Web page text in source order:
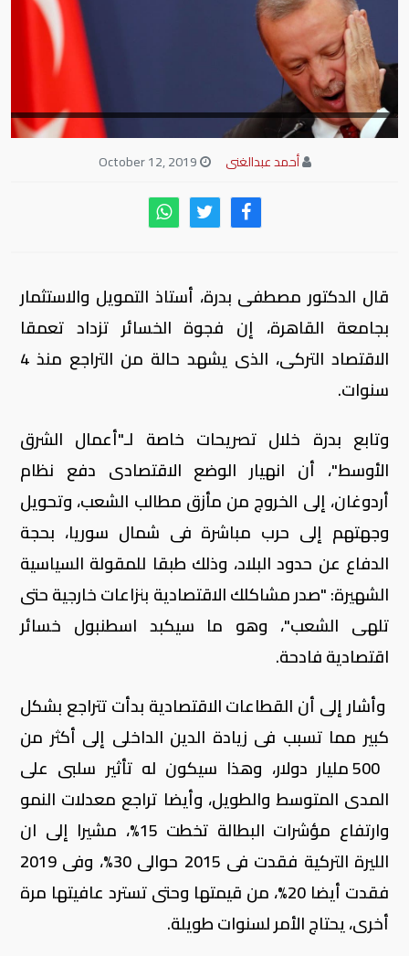
أحمد عبدالغنى
قال الدكتور مصطفى بدرة، أستاذ التمويل والاستثمار
بجامعة القاهرة، إن فجوة الخسائر تزداد تعمقا
الاقتصاد التركى، الذى يشهد حالة من التراجع منذ 4
سنوات.
وتابع بدرة خلال تصريحات خاصة لـ"أعمال الشرق
الأوسط"، أن انهيار الوضع الاقتصادى دفع نظام
أردوغان، إلى الخروج من مأزق مطالب الشعب، وتحويل
وجهتهم إلى حرب مباشرة فى شمال سوريا، بحجة
الدفاع عن حدود البلاد، وذلك طبقا للمقولة السياسية
الشهيرة: "صدر مشاكلك الاقتصادية بنزاعات خارجية حتى
تلهى الشعب"، وهو ما سيكبد اسطنبول خسائر
اقتصادية فادحة.
وأشار إلى أن القطاعات الاقتصادية بدأت تتراجع بشكل
كبير مما تسبب فى زيادة الدين الداخلى إلى أكثر من
500 مليار دولار، وهذا سيكون له تأثير سلبى على
المدى المتوسط والطويل، وأيضا تراجع معدلات النمو
وارتفاع مؤشرات البطالة تخطت 15%، مشيرا إلى ان
الليرة التركية فقدت فى 2015 حوالى 30%، وفى 2019
فقدت أيضا 20%، من قيمتها وحتى تسترد عافيتها مرة
أخرى، يحتاج الأمر لسنوات طويلة.